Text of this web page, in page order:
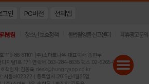
그인 PC버전 전체앱
방침 청소년 보호정책 불법촬영물 신고센터 제휴광고문의
:119-86-61101 (주)스마트나우 대표이사:송현두
디지털1로 171 연락처:063-284-8635 팩스:02-6265-0377
책임자:김동욱 desk@hungryapp.co.kr
:서울아02322 | 등록일자:2016년4월25일